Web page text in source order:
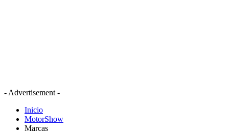
- Advertisement -
Inicio
MotorShow
Marcas